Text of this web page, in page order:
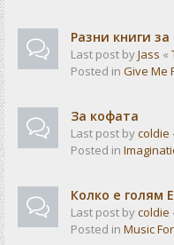
Разни книги
Last post byJass «
Posted in Give Me
За кофата
Last post bycoldie
Posted in
Колко е голям
Last post bycoldie
Posted in Music